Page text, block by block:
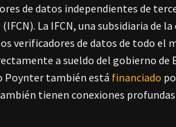
de datos independientes de
(IFCN). La IFCN, una subsidiaria
verificadores de datos de todo el
a sueldo del gobierno
también está financiado
tienen conexiones